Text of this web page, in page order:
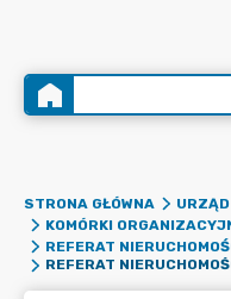
STRONA GŁÓWNA
KOMÓRKI
REFERAT